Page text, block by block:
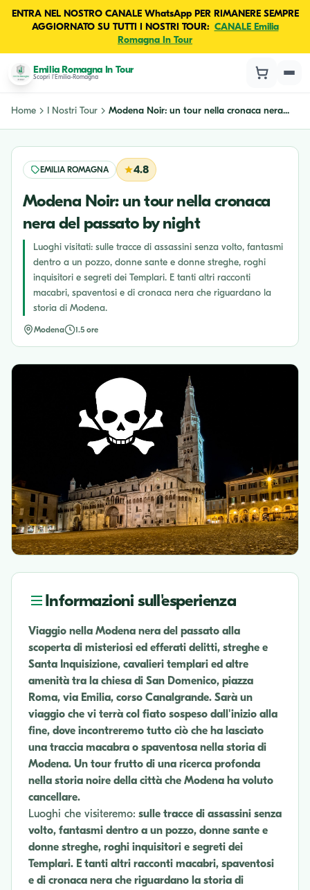
ENTRA NEL NOSTRO CANALE WhatsApp PER RIMANERE SEMPRE
AGGIORNATO SU TUTTI I NOSTRI TOUR: CANALE Emilia
Romagna In Tour
Emilia Romagna In Tour
Scopri l'Emilia-Romagna
Home I Nostri Tour Modena Noir: un tour nella cronaca nera...
EMILIA ROMAGNA 4.8
Modena Noir: un tour nella cronaca
nera del passato by night
Luoghi visitati: sulle tracce di assassini senza volto, fantasmi
dentro a un pozzo, donne sante e donne streghe, roghi
inquisitori e segreti dei Templari. E tanti altri racconti
macabri, spaventosi e di cronaca nera che riguardano la
storia di Modena.
Modena 1.5 ore
Informazioni sull'esperienza
Viaggio nella Modena nera del passato alla
scoperta di misteriosi ed efferati delitti, streghe e
Santa Inquisizione, cavalieri templari ed altre
amenità tra la chiesa di San Domenico, piazza
Roma, via Emilia, corso Canalgrande. Sarà un
viaggio che vi terrà col fiato sospeso dall'inizio alla
fine, dove incontreremo tutto ciò che ha lasciato
una traccia macabra o spaventosa nella storia di
Modena. Un tour frutto di una ricerca profonda
nella storia noire della città che Modena ha voluto
cancellare.
Luoghi che visiteremo: sulle tracce di assassini senza
volto, fantasmi dentro a un pozzo, donne sante e
donne streghe, roghi inquisitori e segreti dei
Templari. E tanti altri racconti macabri, spaventosi
e di cronaca nera che riguardano la storia di